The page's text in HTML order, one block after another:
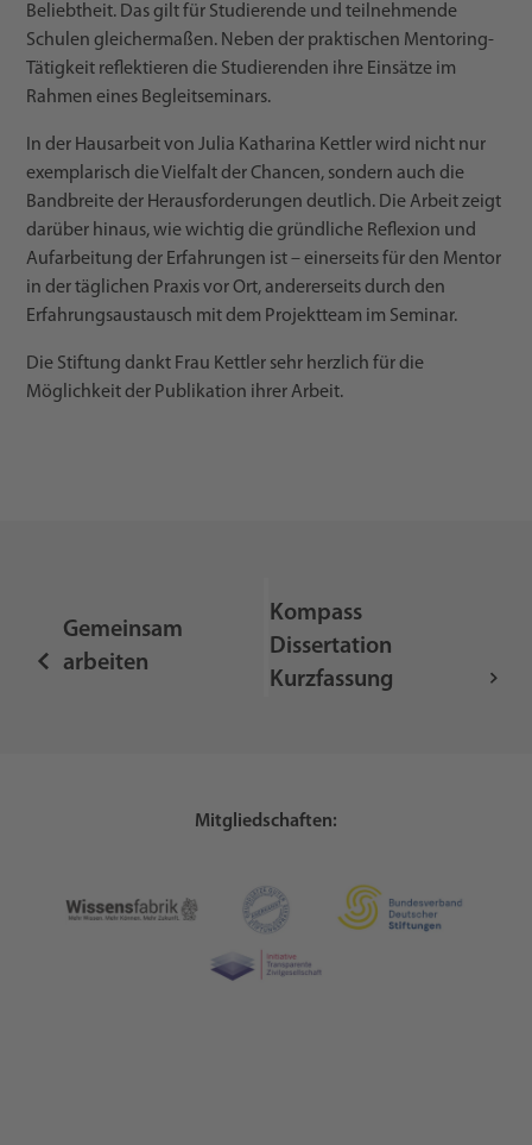
Beliebtheit. Das gilt für Studierende und teilnehmende
Schulen gleichermaßen. Neben der praktischen Mentoring-
Tätigkeit reflektieren die Studierenden ihre Einsätze im
Rahmen eines Begleitseminars.
In der Hausarbeit von Julia Katharina Kettler wird nicht nur
exemplarisch die Vielfalt der Chancen, sondern auch die
Bandbreite der Herausforderungen deutlich. Die Arbeit zeigt
darüber hinaus, wie wichtig die gründliche Reflexion und
Aufarbeitung der Erfahrungen ist – einerseits für den Mentor
in der täglichen Praxis vor Ort, andererseits durch den
Erfahrungsaustausch mit dem Projektteam im Seminar.
Die Stiftung dankt Frau Kettler sehr herzlich für die
Möglichkeit der Publikation ihrer Arbeit.
Gemeinsam
arbeiten
Kompass
Dissertation
Kurzfassung
Mitgliedschaften: